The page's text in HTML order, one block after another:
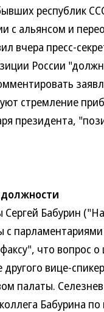
республик
с альянсом и
вчера пресс-
России
стремление
президента,
должности
Бабурин
с
что вопрос
вице-
палаты.
Бабурина